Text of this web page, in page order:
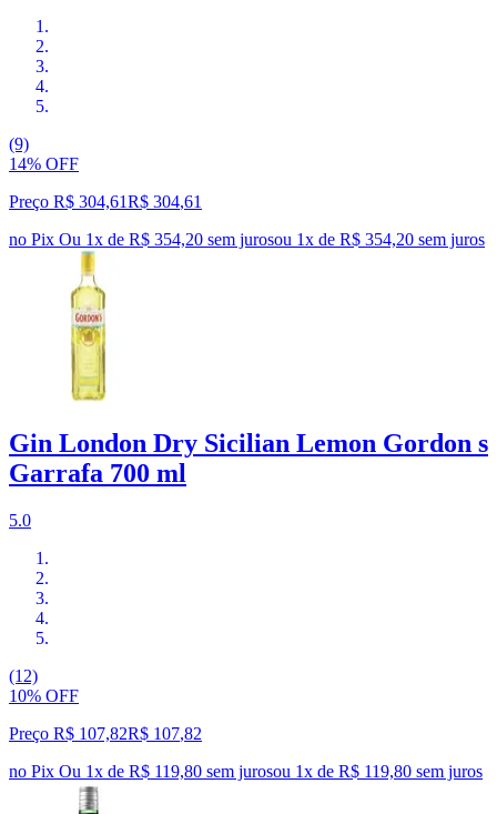
(9)
14% OFF
Preço R$ 304,61R$ 304,61
no Pix Ou 1x de R$ 354,20 sem jurosou 1x de R$ 354,20 sem juros
Gin London Dry Sicilian Lemon Gordon s
Garrafa 700 ml
5.0
(12)
10% OFF
Preço R$ 107,82R$ 107,82
no Pix Ou 1x de R$ 119,80 sem jurosou 1x de R$ 119,80 sem juros